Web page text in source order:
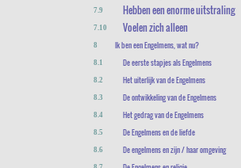
7.9 Hebben een enorme uitstraling
7.10 Voelen zich alleen
8 Ik ben een Engelmens, wat nu?
8.1 De eerste stapjes als Engelmens
8.2 Het uiterlijk van de Engelmens
8.3 De ontwikkeling van de Engelmens
8.4 Het gedrag van de Engelmens
8.5 De Engelmens en de liefde
8.6 De engelmens en zijn / haar omgeving